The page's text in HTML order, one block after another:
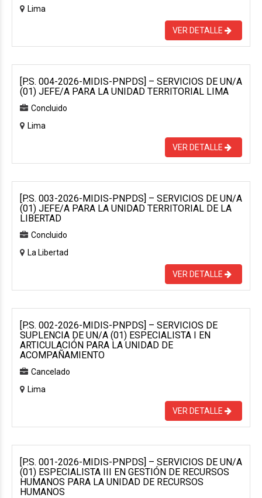
Lima
VER DETALLE
[P.S. 004-2026-MIDIS-PNPDS] – SERVICIOS DE UN/A
(01) JEFE/A PARA LA UNIDAD TERRITORIAL LIMA
Concluido
Lima
VER DETALLE
[P.S. 003-2026-MIDIS-PNPDS] – SERVICIOS DE UN/A
(01) JEFE/A PARA LA UNIDAD TERRITORIAL DE LA
LIBERTAD
Concluido
La Libertad
VER DETALLE
[P.S. 002-2026-MIDIS-PNPDS] – SERVICIOS DE
SUPLENCIA DE UN/A (01) ESPECIALISTA I EN
ARTICULACIÓN PARA LA UNIDAD DE
ACOMPAÑAMIENTO
Cancelado
Lima
VER DETALLE
[P.S. 001-2026-MIDIS-PNPDS] – SERVICIOS DE UN/A
(01) ESPECIALISTA III EN GESTIÓN DE RECURSOS
HUMANOS PARA LA UNIDAD DE RECURSOS
HUMANOS